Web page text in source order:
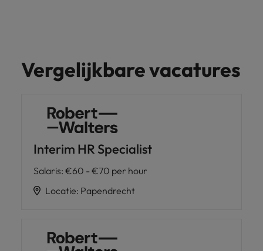
Vergelijkbare vacatures
Interim HR Specialist
Salaris: €60 - €70 per hour
Locatie: Papendrecht